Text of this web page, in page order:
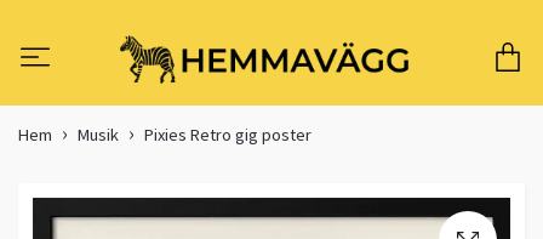
Hem Musik Pixies Retro gig poster